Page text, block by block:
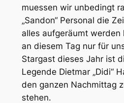
muessen wir unbedingt
„Sandon“ Personal die
alles aufgeräumt werden
an diesem Tag nur für
Stargast dieses Jahr ist
Legende Dietmar „Didi“
den ganzen Nachmittag
stehen.